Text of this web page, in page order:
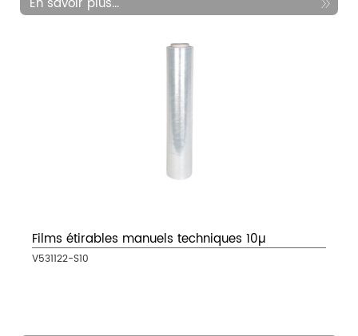
Films étirables manuels techniques 10µ
V531122-S10